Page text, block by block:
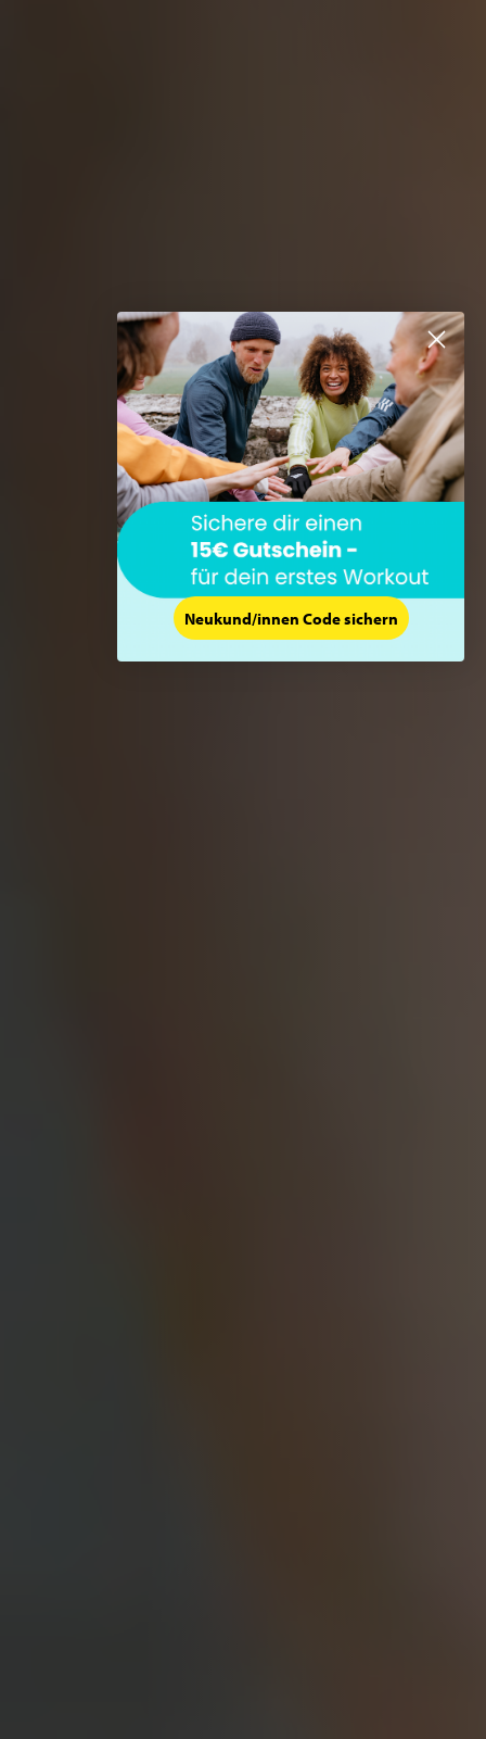
Neukund/innen Code sichern